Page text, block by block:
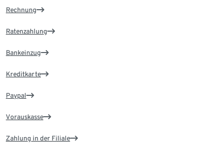
Rechnung
Ratenzahlung
Bankeinzug
Kreditkarte
Paypal
Vorauskasse
Zahlung in der Filiale